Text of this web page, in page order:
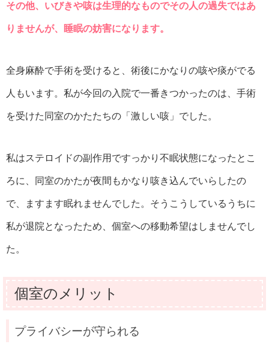
その他、いびきや咳は生理的なものでその人の過失ではあ
りませんが、睡眠の妨害になります。
全身麻酔で手術を受けると、術後にかなりの咳や痰がでる
人もいます。私が今回の入院で一番きつかったのは、手術
を受けた同室のかたたちの「激しい咳」でした。
私はステロイドの副作用ですっかり不眠状態になったとこ
ろに、同室のかたが夜間もかなり咳き込んでいらしたの
で、ますます眠れませんでした。そうこうしているうちに
私が退院となったため、個室への移動希望はしませんでし
た。
個室のメリット
プライバシーが守られる